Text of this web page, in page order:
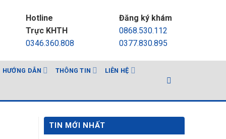
Hotline
Trực KHTH
0346.360.808
Đăng ký khám
0868.530.112
0377.830.895
HƯỚNG DẪN THÔNG TIN LIÊN HỆ
TIN MỚI NHẤT